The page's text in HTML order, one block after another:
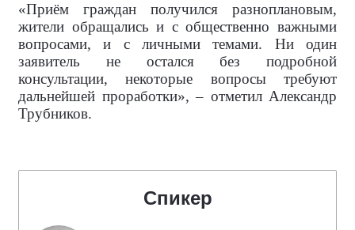
«Приём граждан получился разноплановым,
жители обращались и с общественно важными
вопросами, и с личными темами. Ни один
заявитель не остался без подробной
консультации, некоторые вопросы требуют
дальнейшей проработки», – отметил Александр
Трубников.
Спикер